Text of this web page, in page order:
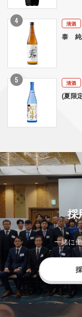
清酒
泰 純
清酒
(夏限
採
一緒に